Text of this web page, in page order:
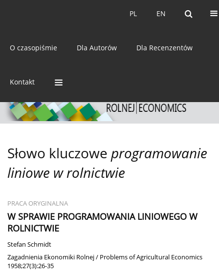
EN
PL EN
PL
O czasopiśmie Dla Autorów Dla Recenzentów
Kontakt
ISSN: 0044-1600
Słowo kluczowe programowanie
liniowe w rolnictwie
PRACA ORYGINALNA
W SPRAWIE PROGRAMOWANIA LINIOWEGO W
ROLNICTWIE
Stefan Schmidt
Zagadnienia Ekonomiki Rolnej / Problems of Agricultural Economics
1958;27(3):26-35